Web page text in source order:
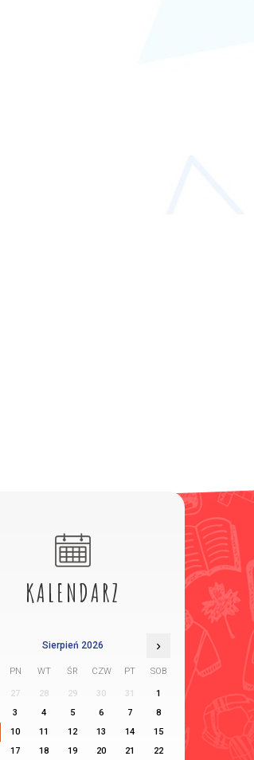
KALENDARZ
Sierpień 2026 ›
PN WT ŚR CZW PT SOB
27 28 29 30 31
1
3 4 5 6 7
8
10 11 12 13 14
15
17 18 19 20 21 22